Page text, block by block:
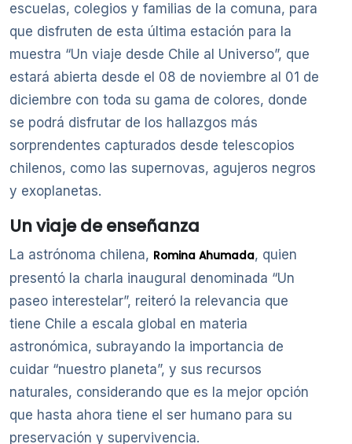
escuelas, colegios y familias de la comuna, para
que disfruten de esta última estación para la
muestra “Un viaje desde Chile al Universo”, que
estará abierta desde el 08 de noviembre al 01 de
diciembre con toda su gama de colores, donde
se podrá disfrutar de los hallazgos más
sorprendentes capturados desde telescopios
chilenos, como las supernovas, agujeros negros
y exoplanetas.
Un viaje de enseñanza
La astrónoma chilena, Romina Ahumada, quien
presentó la charla inaugural denominada “Un
paseo interestelar”, reiteró la relevancia que
tiene Chile a escala global en materia
astronómica, subrayando la importancia de
cuidar “nuestro planeta”, y sus recursos
naturales, considerando que es la mejor opción
que hasta ahora tiene el ser humano para su
preservación y supervivencia.